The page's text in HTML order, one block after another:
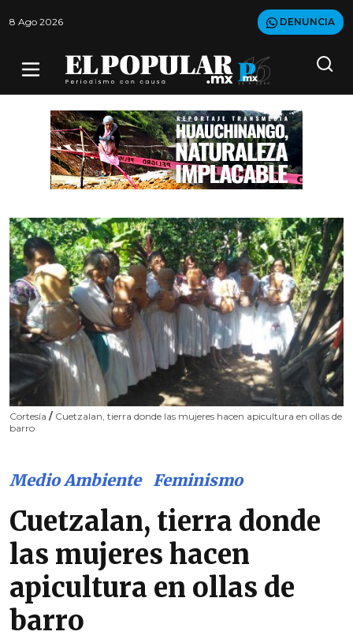
8 Ago 2026 DENUNCIA
Cortesía / Cuetzalan, tierra donde las mujeres hacen apicultura en ollas de
barro
Medio Ambiente Feminismo
Cuetzalan, tierra donde
las mujeres hacen
apicultura en ollas de
barro